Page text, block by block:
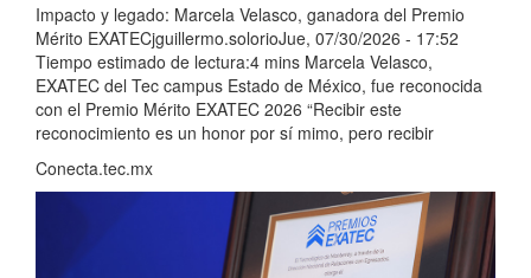
Impacto y legado: Marcela Velasco, ganadora del Premio
Mérito EXATECjguillermo.solorioJue, 07/30/2026 - 17:52
Tiempo estimado de lectura:4 mins Marcela Velasco,
EXATEC del Tec campus Estado de México, fue reconocida
con el Premio Mérito EXATEC 2026 “Recibir este
reconocimiento es un honor por sí mimo, pero recibir
Conecta.tec.mx